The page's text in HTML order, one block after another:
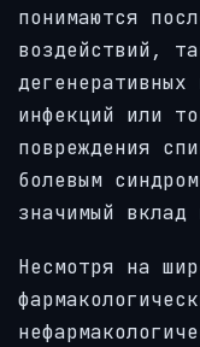
понимаются
воздействий,
инфекций или
повреждения
болевым
значимый вклад
Несмотря на